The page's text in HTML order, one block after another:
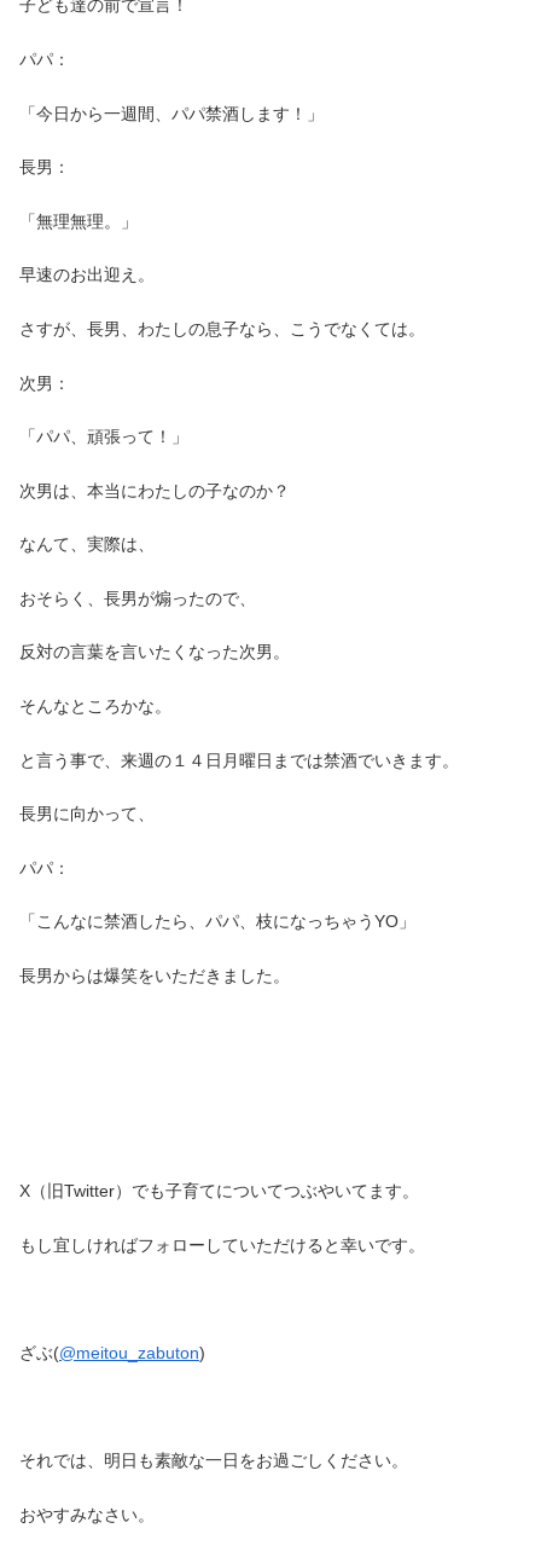
子ども達の前で宣言！
パパ：
「今日から一週間、パパ禁酒します！」
長男：
「無理無理。」
早速のお出迎え。
さすが、長男、わたしの息子なら、こうでなくては。
次男：
「パパ、頑張って！」
次男は、本当にわたしの子なのか？
なんて、実際は、
おそらく、長男が煽ったので、
反対の言葉を言いたくなった次男。
そんなところかな。
と言う事で、来週の１４日月曜日までは禁酒でいきます。
長男に向かって、
パパ：
「こんなに禁酒したら、パパ、枝になっちゃうYO」
長男からは爆笑をいただきました。
X（旧Twitter）でも子育てについてつぶやいてます。
もし宜しければフォローしていただけると幸いです。
ざぶ(@meitou_zabuton)
それでは、明日も素敵な一日をお過ごしください。
おやすみなさい。